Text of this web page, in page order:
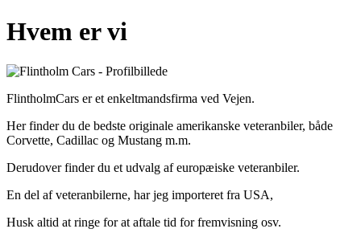
Hvem er vi
FlintholmCars er et enkeltmandsfirma ved Vejen.
Her finder du de bedste originale amerikanske veteranbiler, både
Corvette, Cadillac og Mustang m.m.
Derudover finder du et udvalg af europæiske veteranbiler.
En del af veteranbilerne, har jeg importeret fra USA,
Husk altid at ringe for at aftale tid for fremvisning osv.